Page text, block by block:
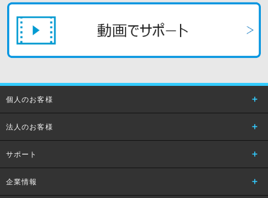
個人のお客様
法人のお客様
サポート
企業情報